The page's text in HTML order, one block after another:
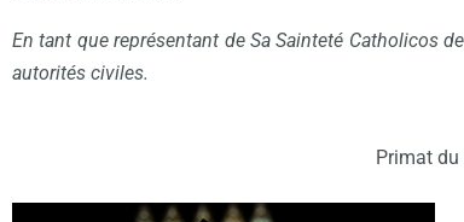
En tant que représentant de Sa Sainteté Catholicos
autorités civiles.
Primat